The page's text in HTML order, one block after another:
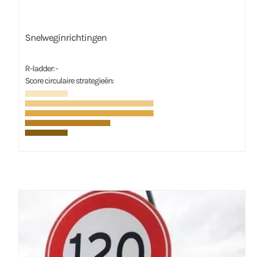
Snelweginrichtingen
R-ladder: -
Score circulaire strategieën: